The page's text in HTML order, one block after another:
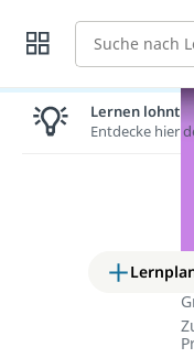
Suche
Lernen lohnt
Entdecke hier